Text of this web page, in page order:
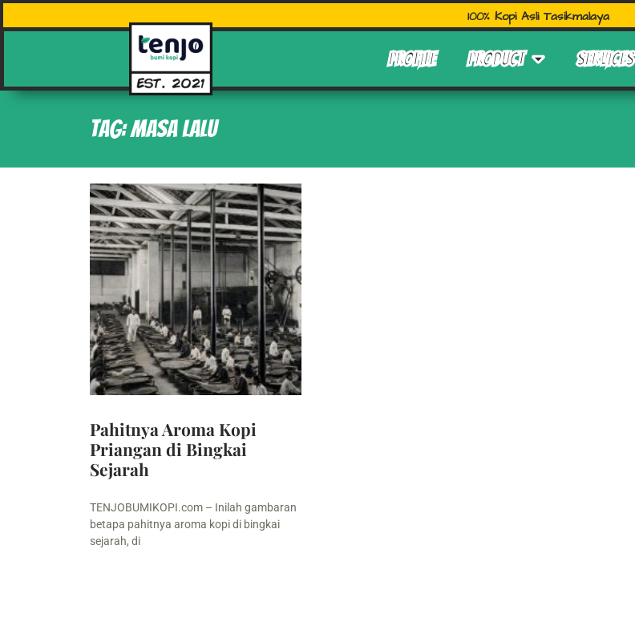
100% Kopi Asli Tasikmalaya
PROFILE PRODUCT SERVICES
Tag: Masa lalu
Pahitnya Aroma Kopi
Priangan di Bingkai
Sejarah
TENJOBUMIKOPI.com – Inilah gambaran
betapa pahitnya aroma kopi di bingkai
sejarah, di